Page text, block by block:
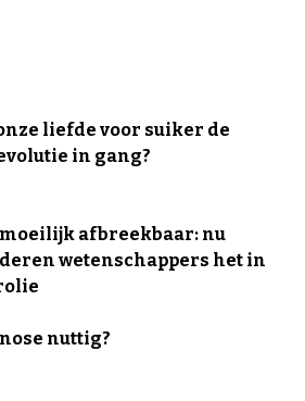
liefde voor suiker de
in gang?
moeilijk afbreekbaar: nu
wetenschappers het in
nuttig?